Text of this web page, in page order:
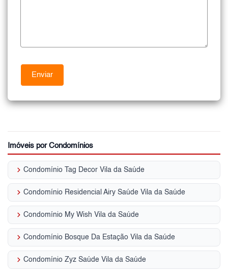
Imóveis por Condomínios
keyboard_arrow_right Condomínio Tag Decor Vila da Saúde
keyboard_arrow_right Condomínio Residencial Airy Saúde Vila da Saúde
keyboard_arrow_right Condomínio My Wish Vila da Saúde
keyboard_arrow_right Condomínio Bosque Da Estação Vila da Saúde
keyboard_arrow_right Condomínio Zyz Saúde Vila da Saúde